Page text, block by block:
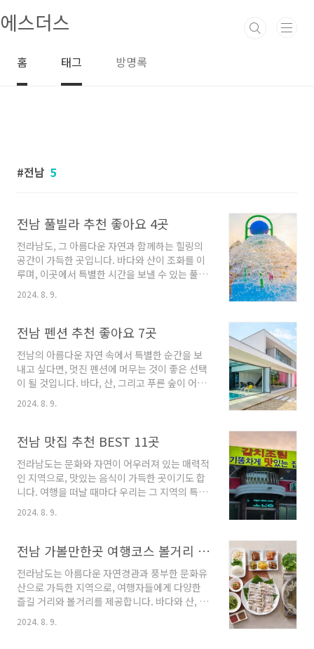
에스더스
홈 태그 방명록
전남 5
전남 풀빌라 추천 좋아요 4곳
전라남도, 그 아름다운 자연과 함께하는 힐링의
공간이 가득한 곳입니다. 바다와 산이 조화를 이
루며, 이곳에서 특별한 시간을 보낼 수 있는 풀빌
라들이 많이 자리 잡고 있습니다. 여름철 더위를
피해 시원한 수영장에서 즐기는 휴식은 그 자체
에서는 전남의 매력적인 풀빌라들을 소개하며,
각기 다른 매력을 지닌 곳들을 만나보아요!전남
풀빌라 4곳 정보 1. 라테라스 리조트 정보주소 :
전남 여수시 돌산읍 진모1길 29-12펜션 전남 여
수시의 라테라스 리조트는 현재 가장 인기 있는
많은 사랑을 받고 있습니다.라테라스 리조트의
실..
2024. 8. 9.
전남 펜션 추천 좋아요 7곳
전남의 아름다운 자연 속에서 특별한 순간을 보
내고 싶다면, 멋진 펜션에 머무는 것이 좋은 선택
이 될 것입니다. 바다, 산, 그리고 푸른 숲이 어우
러진 전남 지역은 다양한 매력을 품고 있어, 힐링
과 휴식을 동시에 즐기기에 안성맞춤입니다. 이
드리며, 여러분의 다음 여행 계획에 도움이 되고
에서 다양한 경험을 만끽해보세요!전남 펜션 7곳
추천 1. 비고리조트 추천주소 : 전남 여수시 돌산
읍 돌산로 3155-1펜션 전라남도 여수시 돌산읍
에 위치한 비고리조트는 단독 풀빌라 형태의 숙
수영장과 스파 시설을 갖추고 있다는 점..
2024. 8. 9.
전남 맛집 추천 BEST 11곳
전라남도는 문화와 자연이 어우러져 있는 매력적
인 지역으로, 맛있는 음식이 가득한 곳이기도 합
니다. 여행을 떠날 때마다 우리는 그 지역의 특색
있는 맛집을 탐방하는 즐거움을 느끼는데요. 이
번 블로그 포스트에서는 전남의 숨겨진 맛집부터
리겠습니다. 각 지역의 특색을 살린 요리와 함께
하는 이 여행, 함께 떠나볼까요?전남 맛집 11곳
소개 1. 갈치조림기똥차게맛있는집 소개주소 :
전남 여수시 돌산읍 향일암로 379-2 갈치조림기
똥차게맛있는집해물,생선요리 전라남도 여수시
돌산읍 향일암로에 위치한 '갈치조림기똥차게맛
2024. 8. 9.
전남 가볼만한곳 여행코스 볼거리 정리
전라남도는 아름다운 자연경관과 풍부한 문화유
산으로 가득한 지역으로, 여행자들에게 다양한
즐길 거리와 볼거리를 제공합니다. 바다와 산, 그
다 다채로운 매력을 발산합니다. 이번 포스팅에
2024. 8. 9.